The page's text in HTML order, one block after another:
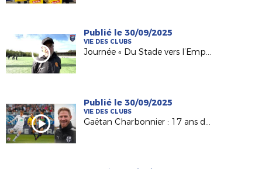
Publié le 30/09/2025
VIE DES CLUBS
Journée « Du Stade vers l’Emploi » au Foyer Espérance Trélazé
Publié le 30/09/2025
VIE DES CLUBS
Gaëtan Charbonnier : 17 ans d'expérience pro au service d'un club amateur